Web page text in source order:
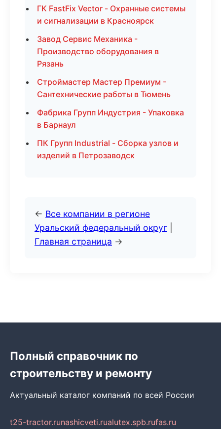
ГК FastFix Vector - Охранные системы
и сигнализации в Красноярск
Завод Сервис Механика -
Производство оборудования в
Рязань
Строймастер Мастер Премиум -
Сантехнические работы в Тюмень
Фабрика Групп Индустрия - Упаковка
в Барнаул
ПК Групп Industrial - Сборка узлов и
изделий в Петрозаводск
← Все компании в регионе
Уральский федеральный округ
Главная страница →
Полный справочник по
строительству и ремонту
Актуальный каталог компаний по всей России
t25-tractor.runashicveti.rualutex.spb.rufas.ru